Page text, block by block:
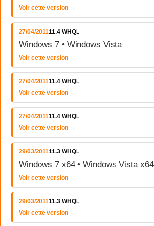
Voir cette version →
27/04/201111.4 WHQL
Windows 7 • Windows Vista
Voir cette version →
27/04/201111.4 WHQL
Voir cette version →
27/04/201111.4 WHQL
Voir cette version →
29/03/201111.3 WHQL
Windows 7 x64 • Windows Vista x64
Voir cette version →
29/03/201111.3 WHQL
Voir cette version →